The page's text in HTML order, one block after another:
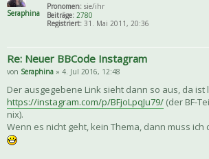
Seraphina
Pronomen: sie/ihr
Beiträge: 2780
Registriert: 31. Mai 2011, 20:36
Re: Neuer BBCode Instagram
von Seraphina » 4. Jul 2016, 12:48
Der ausgegebene Link sieht dann so aus, da ist
https://instagram.com/p/BFjoLpqJu79/ (der BF-
nix).
Wenn es nicht geht, kein Thema, dann muss ich